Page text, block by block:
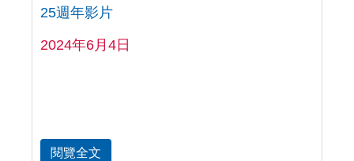
25週年影片
2024年6月4日
閱覽全文